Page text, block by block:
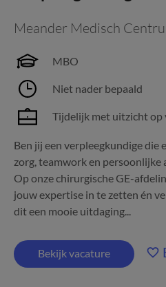
Meander Medisch
MBO
Niet nader bepaald
Tijdelijk met uitzicht op
Ben jij een verpleegkundige die
zorg, teamwork en persoonlijke
Op onze chirurgische GE-
jouw expertise in te zetten én
dit een mooie uitdaging...
Bekijk vacature